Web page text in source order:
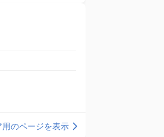
用のページを表示